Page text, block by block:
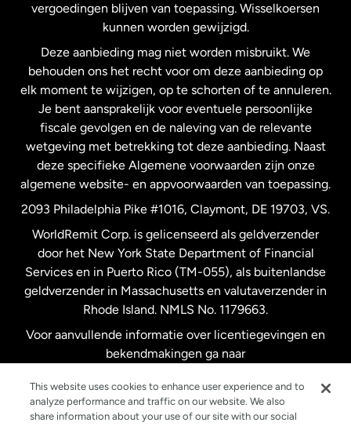
Nederland
Nieuw-Zeeland
Spanje
Verenigd Koninkrijk
Verenigde Staten English
Verenigde Staten Español
Zweden
vergoedingen blijven van toepassing. Wisselkoersen
kunnen worden gewijzigd.
Deze aanbieding mag niet worden misbruikt. We
behouden ons het recht voor om deze aanbieding op
elk moment te wijzigen, op te schorten of te annuleren.
Je bent aansprakelijk voor eventuele persoonlijke
fiscale gevolgen en de naleving van de relevante
wetgeving met betrekking tot deze aanbieding. Naast
deze specifieke Algemene voorwaarden zijn onze
algemene website- en appvoorwaarden van toepassing.
2093 Philadelphia Pike #1016, Claymont, DE 19703, VS.
WorldRemit Corp. is gelicenseerd als geldverzender
door het New York State Department of Financial
Services en in Puerto Rico (TM-055), als buitenlandse
geldverzender in Massachusetts en valutaverzender in
Rhode Island. NMLS No. 1179663.
Voor aanvullende informatie over licentiegevingen en
bekendmakingen ga naar
This website uses cookies to enhance user experience and to
analyze performance and traffic on our website. We also
share information about your use of our site with our social